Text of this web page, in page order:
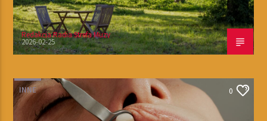
Redakcja Radia Strefa Muzy
2026-02-25
INNE 0